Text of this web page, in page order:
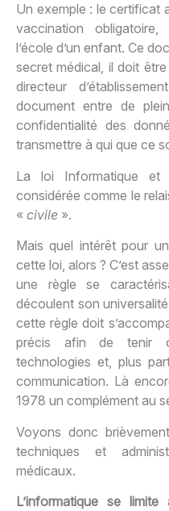
Un exemple : le certificat
vaccination
l’école d’un enfant. Ce
secret médical, il doit
directeur
document entre de
confidentialité des
transmettre à qui que ce
La loi Informatique
considérée comme le
« civile ».
Mais quel intérêt pour
cette loi, alors ? C’est
une règle se
découlent son
cette règle doit
précis afin de tenir
technologies et, plus
communication. Là
1978 un complément au
Voyons donc
techniques et
médicaux.
L’informatique se